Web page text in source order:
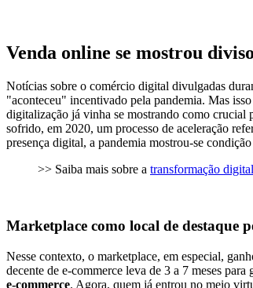
Venda online se mostrou
Notícias sobre o comércio digital divulgadas
"aconteceu" incentivado pela pandemia. Mas
digitalização já vinha se mostrando como crucial
sofrido, em 2020, um processo de aceleração
presença digital, a pandemia mostrou-se
>> Saiba mais sobre a transformação digital
Marketplace como local de destaque
Nesse contexto, o marketplace, em especial,
decente de e-commerce leva de 3 a 7 meses
e-commerce. Agora, quem já entrou no meio